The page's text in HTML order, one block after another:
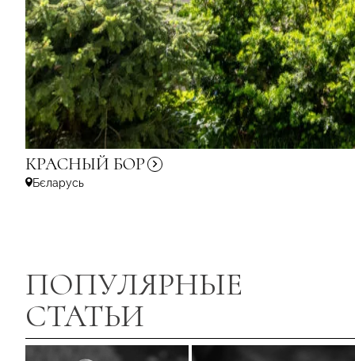
КРАСНЫЙ БОР
Бєларусь
ПОПУЛЯРНЫЕ
СТАТЬИ